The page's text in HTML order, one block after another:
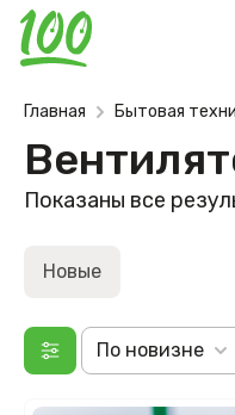
Главная Бытовая
Показаны все
Новые
По новизне